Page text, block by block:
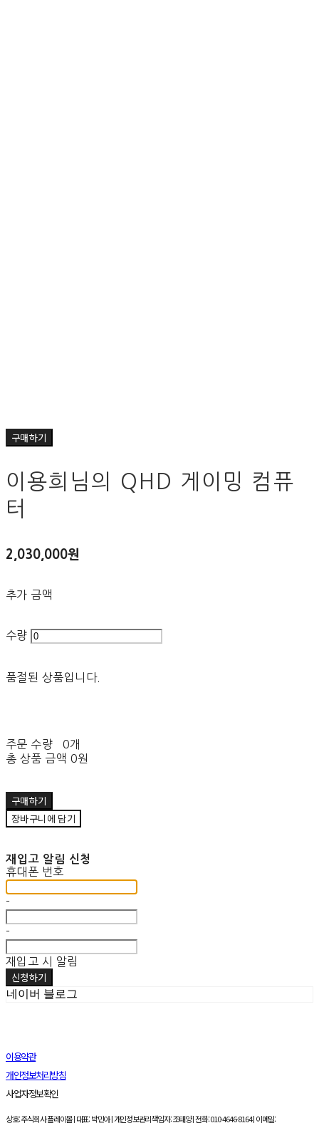
구매하기
이용희님의 QHD 게이밍 컴퓨
터
2,030,000원
추가 금액
수량
품절된 상품입니다.
주문 수량
0개
총 상품 금액 0원
구매하기
장바구니에 담기
재입고 알림 신청
휴대폰 번호
-
-
재입고 시 알림
신청하기
네이버 블로그
이용약관
개인정보처리방침
사업자정보확인
상호: 주식회사 플레이몰 | 대표: 박민아 | 개인정보관리책임자: 조태양 | 전화: 010-4646-8164 | 이메일: